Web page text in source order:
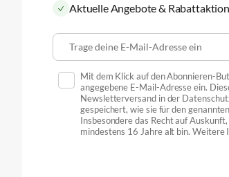
Aktuelle Angebote &
Trage deine E-Mail-Adresse ein
Mit dem Klick auf den Abonnieren-
angegebene E-Mail-Adresse ein.
Newsletterversand in der
gespeichert, wie sie für den
Insbesondere das Recht auf
mindestens 16 Jahre alt bin.